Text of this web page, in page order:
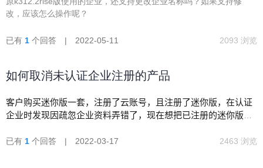
改，应该怎么操作呢？
已有 1 个回答 | 2022-05-11 2093 浏览
如何取消未认证企业注册的产品
客户购买迷你版一套，注册了云账号，且注册了迷你版，在认证
企业时发现因疏忽企业资料弄错了，现在想把已注册的迷你版和
谢！
已有 1 个回答 | 2022-03-17 2463 浏览